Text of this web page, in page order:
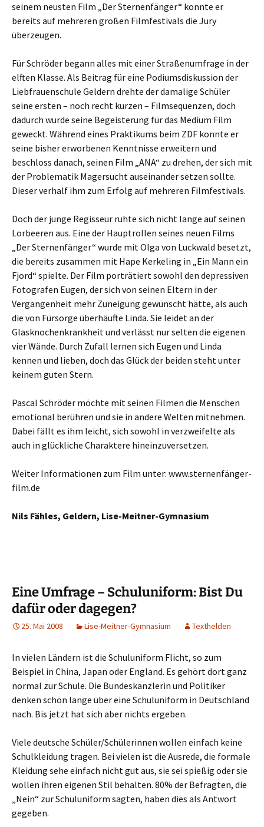
seinem neusten Film „Der Sternenfänger“ konnte er
bereits auf mehreren großen Filmfestivals die Jury
überzeugen.
Für Schröder begann alles mit einer Straßenumfrage in der
elften Klasse. Als Beitrag für eine Podiumsdiskussion der
Liebfrauenschule Geldern drehte der damalige Schüler
seine ersten – noch recht kurzen – Filmsequenzen, doch
dadurch wurde seine Begeisterung für das Medium Film
geweckt. Während eines Praktikums beim ZDF konnte er
seine bisher erworbenen Kenntnisse erweitern und
beschloss danach, seinen Film „ANA“ zu drehen, der sich mit
der Problematik Magersucht auseinander setzen sollte.
Dieser verhalf ihm zum Erfolg auf mehreren Filmfestivals.
Doch der junge Regisseur ruhte sich nicht lange auf seinen
Lorbeeren aus. Eine der Hauptrollen seines neuen Films
„Der Sternenfänger“ wurde mit Olga von Luckwald besetzt,
die bereits zusammen mit Hape Kerkeling in „Ein Mann ein
Fjord“ spielte. Der Film porträtiert sowohl den depressiven
Fotografen Eugen, der sich von seinen Eltern in der
Vergangenheit mehr Zuneigung gewünscht hätte, als auch
die von Fürsorge überhäufte Linda. Sie leidet an der
Glasknochenkrankheit und verlässt nur selten die eigenen
vier Wände. Durch Zufall lernen sich Eugen und Linda
kennen und lieben, doch das Glück der beiden steht unter
keinem guten Stern.
Pascal Schröder möchte mit seinen Filmen die Menschen
emotional berühren und sie in andere Welten mitnehmen.
Dabei fällt es ihm leicht, sich sowohl in verzweifelte als
auch in glückliche Charaktere hineinzuversetzen.
Weiter Informationen zum Film unter: www.sternenfänger-
film.de
Nils Fähles, Geldern, Lise-Meitner-Gymnasium
Eine Umfrage – Schuluniform: Bist Du
dafür oder dagegen?
25. Mai 2008 Lise-Meitner-Gymnasium Texthelden
In vielen Ländern ist die Schuluniform Flicht, so zum
Beispiel in China, Japan oder England. Es gehört dort ganz
normal zur Schule. Die Bundeskanzlerin und Politiker
denken schon lange über eine Schuluniform in Deutschland
nach. Bis jetzt hat sich aber nichts ergeben.
Viele deutsche Schüler/Schülerinnen wollen einfach keine
Schulkleidung tragen. Bei vielen ist die Ausrede, die formale
Kleidung sehe einfach nicht gut aus, sie sei spießig oder sie
wollen ihren eigenen Stil behalten. 80% der Befragten, die
„Nein“ zur Schuluniform sagten, haben dies als Antwort
gegeben.